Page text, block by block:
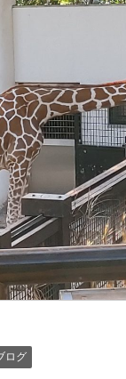
ログ